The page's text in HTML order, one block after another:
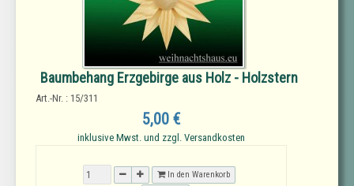
Baumbehang Erzgebirge aus Holz - Holzstern
Art.-Nr. : 15/311
5,00 €
inklusive Mwst. und zzgl. Versandkosten
In den Warenkorb